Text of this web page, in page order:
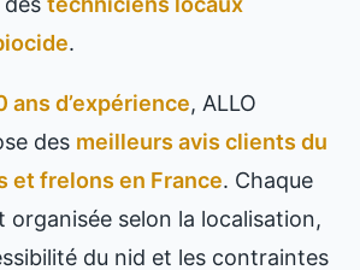
.
ans d’expérience, ALLO
des meilleurs avis clients du
et frelons en France. Chaque
selon la localisation,
du nid et les contraintes